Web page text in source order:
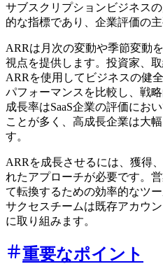
サブスクリプションビジネス
的な指標であり、企業評価の主
ARRは月次の変動や季節変動
視点を提供します。投資家、
ARRを使用してビジネスの健
パフォーマンスを比較し、戦
成長率はSaaS企業の評価にお
ことが多く、高成長企業は大
す。
ARRを成長させるには、獲得
れたアプローチが必要です。
て転換するための効率的なツ
サクセスチームは既存アカウ
に取り組みます。
重要なポイント